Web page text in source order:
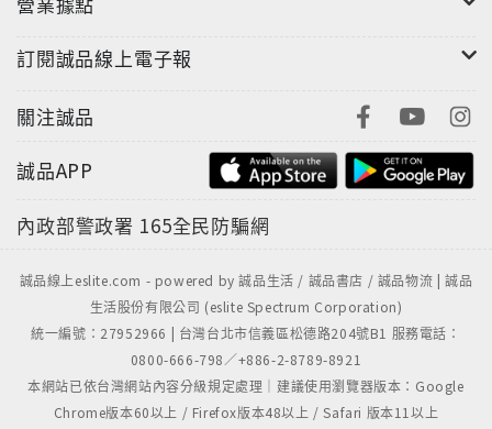
服務時間：週一~週五8:00-19:00 / 週六~週日及國定例
訂閱誠品線上電子報
關注誠品
誠品APP
內政部警政署 165全民防騙網
誠品線上eslite.com - powered by 誠品生活 / 誠品書店 / 誠品物流 | 誠品
生活股份有限公司 (eslite Spectrum Corporation)
統一編號：27952966 | 台灣台北市信義區松德路204號B1 服務電話：
0800-666-798／+886-2-8789-8921
本網站已依台灣網站內容分級規定處理｜建議使用瀏覽器版本：Google
Chrome版本60以上 / Firefox版本48以上 / Safari 版本11以上